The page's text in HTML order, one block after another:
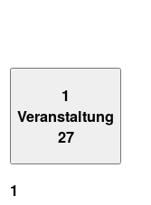
1
Veranstaltung
27
1